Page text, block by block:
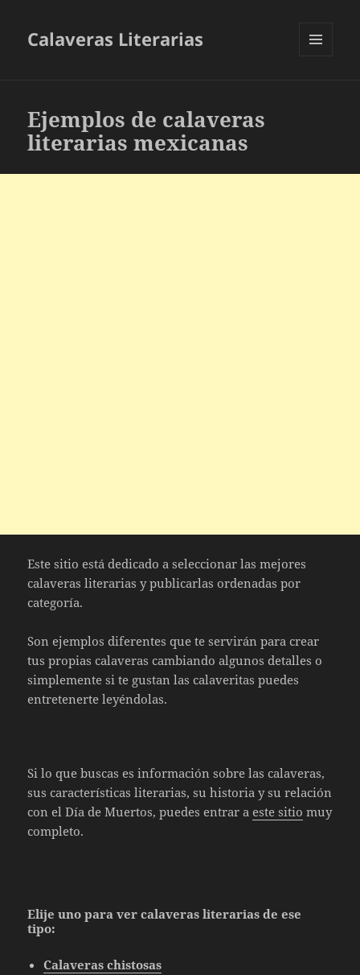
Calaveras Literarias
Ejemplos de calaveras
literarias mexicanas
Este sitio está dedicado a seleccionar las mejores
calaveras literarias y publicarlas ordenadas por
categoría.
Son ejemplos diferentes que te servirán para crear
tus propias calaveras cambiando algunos detalles o
simplemente si te gustan las calaveritas puedes
entretenerte leyéndolas.
Si lo que buscas es información sobre las calaveras,
sus características literarias, su historia y su relación
con el Día de Muertos, puedes entrar a este sitio muy
completo.
Elije uno para ver calaveras literarias de ese
tipo:
Calaveras chistosas